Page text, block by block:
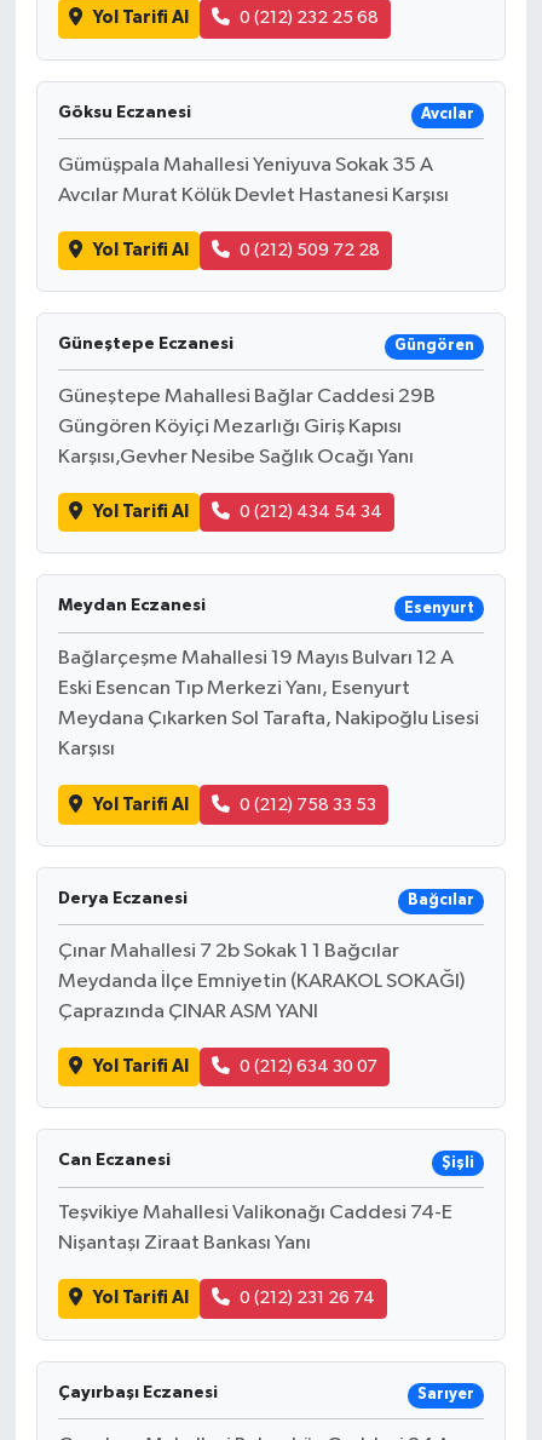
Yol Tarifi Al 0 (212) 232 25 68
Göksu Eczanesi Avcılar
Gümüşpala Mahallesi Yeniyuva Sokak 35 A
Avcılar Murat Kölük Devlet Hastanesi Karşısı
Yol Tarifi Al 0 (212) 509 72 28
Güneştepe Eczanesi Güngören
Güneştepe Mahallesi Bağlar Caddesi 29B
Güngören Köyiçi Mezarlığı Giriş Kapısı
Karşısı,Gevher Nesibe Sağlık Ocağı Yanı
Yol Tarifi Al 0 (212) 434 54 34
Meydan Eczanesi Esenyurt
Bağlarçeşme Mahallesi 19 Mayıs Bulvarı 12 A
Eski Esencan Tıp Merkezi Yanı, Esenyurt
Meydana Çıkarken Sol Tarafta, Nakipoğlu Lisesi
Karşısı
Yol Tarifi Al 0 (212) 758 33 53
Derya Eczanesi Bağcılar
Çınar Mahallesi 7 2b Sokak 1 1 Bağcılar
Meydanda İlçe Emniyetin (KARAKOL SOKAĞI)
Çaprazında ÇINAR ASM YANI
Yol Tarifi Al 0 (212) 634 30 07
Can Eczanesi Şişli
Teşvikiye Mahallesi Valikonağı Caddesi 74-E
Nişantaşı Ziraat Bankası Yanı
Yol Tarifi Al 0 (212) 231 26 74
Çayırbaşı Eczanesi Sarıyer